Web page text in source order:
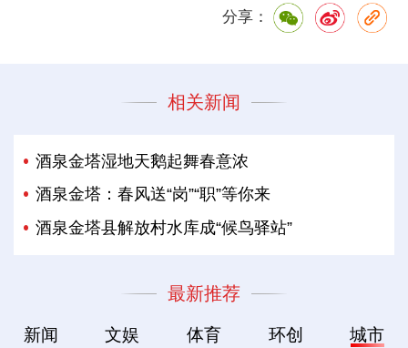
分享：
相关新闻
酒泉金塔湿地天鹅起舞春意浓
酒泉金塔：春风送“岗”“职”等你来
酒泉金塔县解放村水库成“候鸟驿站”
最新推荐
新闻 文娱 体育 环创 城市